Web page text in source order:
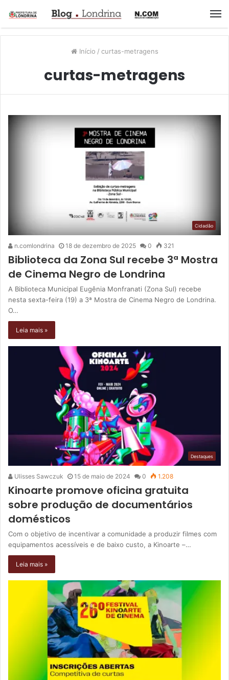
Início / curtas-metragens
curtas-metragens
Cidadão
n.comlondrina 18 de dezembro de 2025 0 321
Biblioteca da Zona Sul recebe 3ª Mostra
de Cinema Negro de Londrina
A Biblioteca Municipal Eugênia Monfranati (Zona Sul) recebe
nesta sexta-feira (19) a 3ª Mostra de Cinema Negro de Londrina.
O…
Leia mais »
Destaques
Ulisses Sawczuk 15 de maio de 2024 0 1.208
Kinoarte promove oficina gratuita
sobre produção de documentários
domésticos
Com o objetivo de incentivar a comunidade a produzir filmes com
equipamentos acessíveis e de baixo custo, a Kinoarte –…
Leia mais »